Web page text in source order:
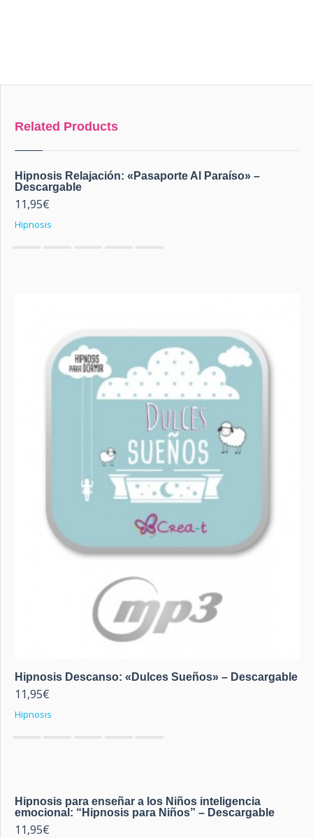
Related Products
Hipnosis Relajación: «Pasaporte Al Paraíso» –
Descargable
11,95€
Hipnosis
Hipnosis Descanso: «Dulces Sueños» – Descargable
11,95€
Hipnosis
Hipnosis para enseñar a los Niños inteligencia
emocional: “Hipnosis para Niños” – Descargable
11,95€